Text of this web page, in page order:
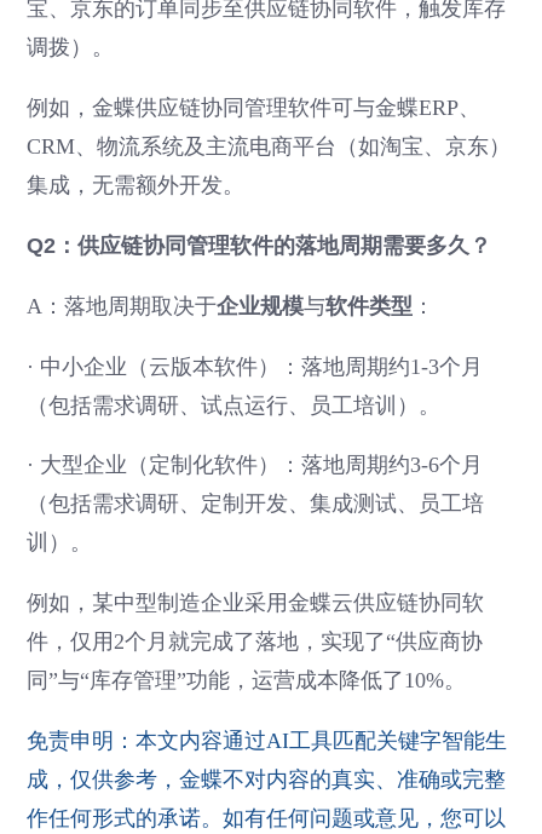
宝、京东的订单同步至供应链协同软件，触发库存
调拨）。
例如，金蝶供应链协同管理软件可与金蝶ERP、
CRM、物流系统及主流电商平台（如淘宝、京东）
集成，无需额外开发。
Q2：供应链协同管理软件的落地周期需要多久？
A：落地周期取决于企业规模与软件类型 ：
· 中小企业（云版本软件）：落地周期约1-3个月
（包括需求调研、试点运行、员工培训）。
· 大型企业（定制化软件）：落地周期约3-6个月
（包括需求调研、定制开发、集成测试、员工培
训）。
例如，某中型制造企业采用金蝶云供应链协同软
件，仅用2个月就完成了落地，实现了“供应商协
同”与“库存管理”功能，运营成本降低了10%。
免责申明：本文内容通过AI工具匹配关键字智能生
成，仅供参考，金蝶不对内容的真实、准确或完整
作任何形式的承诺。如有任何问题或意见，您可以